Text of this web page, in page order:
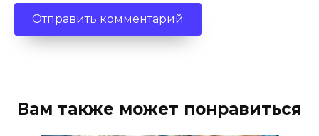
Вам также может понравиться